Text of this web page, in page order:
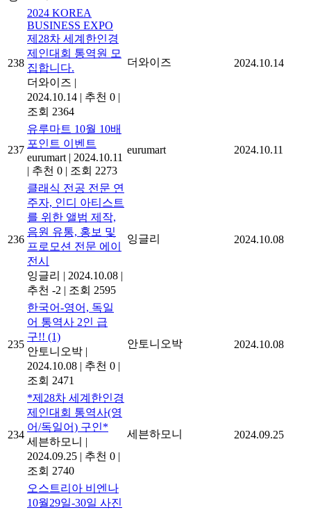
238
2024 KOREA
BUSINESS EXPO
제28차 세계한인경
제인대회 통역원 모
집합니다.
더와이즈 |
2024.10.14 | 추천 0 |
조회 2364
더와이즈 2024.10.14
237
유루마트 10월 10배
포인트 이벤트
eurumart | 2024.10.11
| 추천 0 | 조회 2273
eurumart 2024.10.11
236
클래식 전공 전문 연
주자, 인디 아티스트
를 위한 앨범 제작,
음원 유통, 홍보 및
프로모션 전문 에이
전시
잉글리 | 2024.10.08 |
추천 -2 | 조회 2595
잉글리 2024.10.08
235
한국어-영어, 독일
어 통역사 2인 급
구!! (1)
안토니오박 |
2024.10.08 | 추천 0 |
조회 2471
안토니오박 2024.10.08
234
*제28차 세계한인경
제인대회 통역사(영
어/독일어) 구인*
세븐하모니 |
2024.09.25 | 추천 0 |
조회 2740
세븐하모니 2024.09.25
오스트리아 비엔나
10월29일-30일 사진